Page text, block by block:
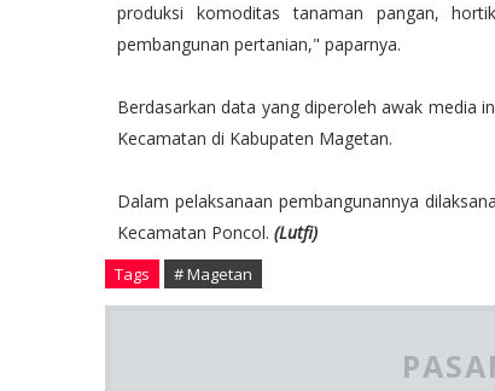
produksi komoditas tanaman pangan,
pembangunan pertanian," paparnya.
Berdasarkan data yang diperoleh awak media
Kecamatan di Kabupaten Magetan.
Dalam pelaksanaan pembangunannya
Kecamatan Poncol. (Lutfi)
Tags # Magetan